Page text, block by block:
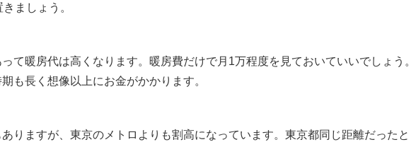
ましょう。
て暖房代は高くなります。暖房費だけで月1万程度を見ておいていいでしょう。
も長く想像以上にお金がかかります。
りますが、東京のメトロよりも割高になっています。東京都同じ距離だったと